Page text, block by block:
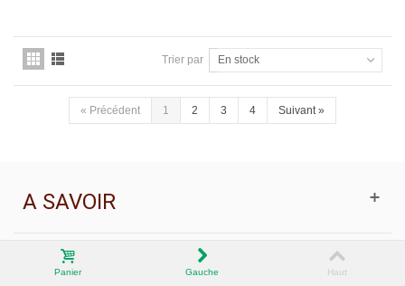
Trier par En stock
« Précédent 1 2 3 4 Suivant»
A SAVOIR
BON PLAN
Panier Gauche Haut